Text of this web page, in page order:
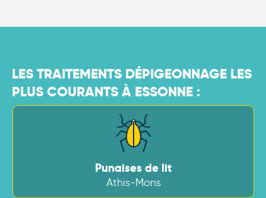
LES TRAITEMENTS DÉPIGEONNAGE LES
PLUS COURANTS À ESSONNE :
Punaises de lit
Athis-Mons